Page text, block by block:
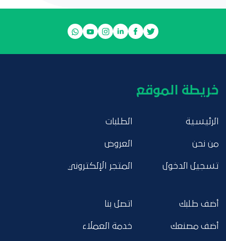
خريطة الموقع
الرئيسية
من نحن
تسجيل الدخول
الطلبات
العروض
المتجر الإلكتروني
أضف طلبك
أضف مصنعك
اتصل بنا
خدمة العملاء